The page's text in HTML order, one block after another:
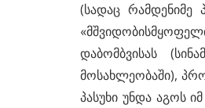
(სადაც
დაბომბვისას
მოსახლეობაში),
პასუხი უნდა აგოს